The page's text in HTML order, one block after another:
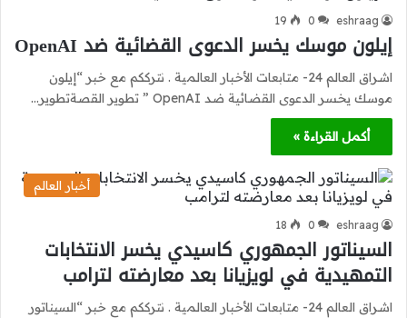
eshraag
0
19
إيلون موسك يخسر الدعوى القضائية ضد OpenAI
اشراق العالم 24- متابعات الأخبار العالمية . نترككم مع خبر “إيلون
موسك يخسر الدعوى القضائية ضد OpenAI ” تطوير القصةتطوير…
أكمل القراءة »
أخبار العالم
eshraag
0
18
السيناتور الجمهوري كاسيدي يخسر الانتخابات
التمهيدية في لويزيانا بعد معارضته لترامب
اشراق العالم 24- متابعات الأخبار العالمية . نترككم مع خبر “السيناتور